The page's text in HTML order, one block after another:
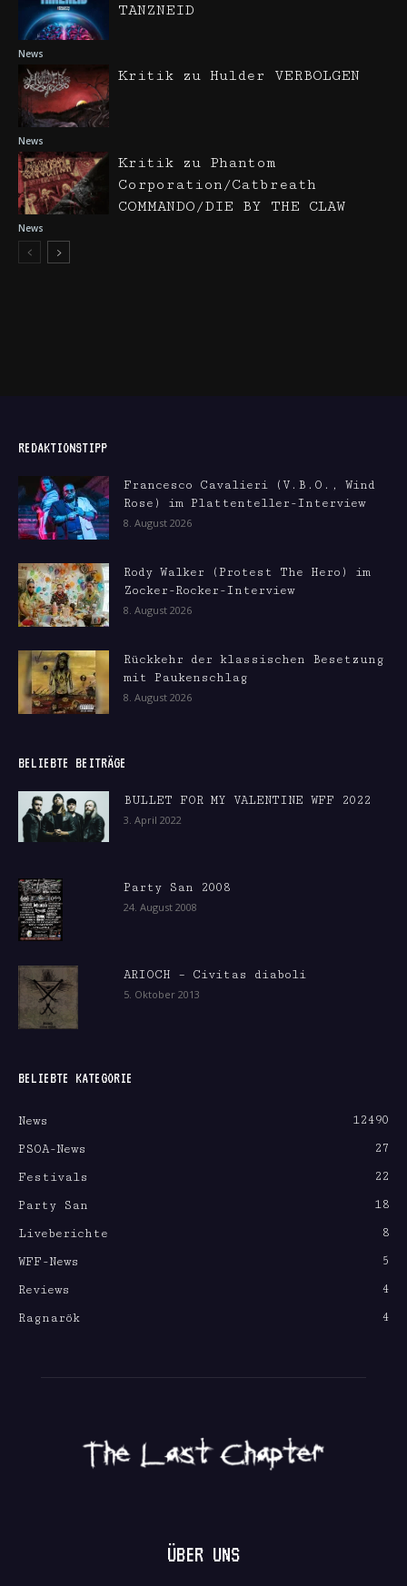
News
TANZNEID
News
Kritik zu Hulder VERBOLGEN
News
Kritik zu Phantom
Corporation/Catbreath
COMMANDO/DIE BY THE CLAW
REDAKTIONSTIPP
Francesco Cavalieri (V.B.O., Wind
Rose) im Plattenteller-Interview
8. August 2026
Rody Walker (Protest The Hero) im
Zocker-Rocker-Interview
8. August 2026
Rückkehr der klassischen Besetzung
mit Paukenschlag
8. August 2026
BELIEBTE BEITRÄGE
BULLET FOR MY VALENTINE WFF 2022
3. April 2022
Party San 2008
24. August 2008
ARIOCH – Civitas diaboli
5. Oktober 2013
BELIEBTE KATEGORIE
News
12490
PSOA-News
27
Festivals
22
Party San
18
Liveberichte
8
WFF-News
5
Reviews
4
Ragnarök
4
ÜBER UNS